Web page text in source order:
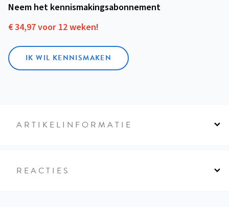
Neem het kennismakings­abonnement
€ 34,97 voor 12 weken!
IK WIL KENNISMAKEN
ARTIKELINFORMATIE
REACTIES